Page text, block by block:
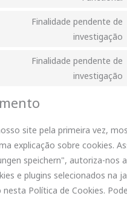
Finalidade pendente de
investigação
Finalidade pendente de
investigação
site pela primeira vez,
explicação sobre cookies.
speichern", autoriza-nos
e plugins selecionados na
Política de Cookies.